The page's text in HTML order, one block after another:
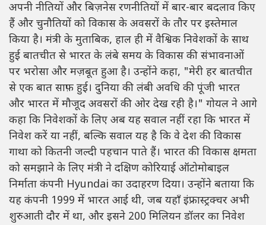
अपनी नीतियों और बिज़नेस रणनीतियों में बार-बार बदलाव किए
हैं और चुनौतियों को विकास के अवसरों के तौर पर इस्तेमाल
किया है। मंत्री के मुताबिक, हाल ही में वैश्विक निवेशकों के साथ
हुई बातचीत से भारत के लंबे समय के विकास की संभावनाओं
पर भरोसा और मज़बूत हुआ है। उन्होंने कहा, "मेरी हर बातचीत
से एक बात साफ़ हुई। दुनिया की लंबी अवधि की पूंजी भारत
और भारत में मौजूद अवसरों की ओर देख रही है।" गोयल ने आगे
कहा कि निवेशकों के लिए अब यह सवाल नहीं रहा कि भारत में
निवेश करें या नहीं, बल्कि सवाल यह है कि वे देश की विकास
गाथा को कितनी जल्दी पहचान पाते हैं। भारत की विकास क्षमता
को समझाने के लिए मंत्री ने दक्षिण कोरियाई ऑटोमोबाइल
निर्माता कंपनी Hyundai का उदाहरण दिया। उन्होंने बताया कि
यह कंपनी 1999 में भारत आई थी, जब यहाँ इंफ्रास्ट्रक्चर अभी
शुरुआती दौर में था, और इसने 200 मिलियन डॉलर का निवेश